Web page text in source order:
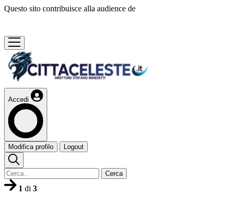
Questo sito contribuisce alla audience de
Accedi
Modifica profilo Logout
Cerca
1 di 3